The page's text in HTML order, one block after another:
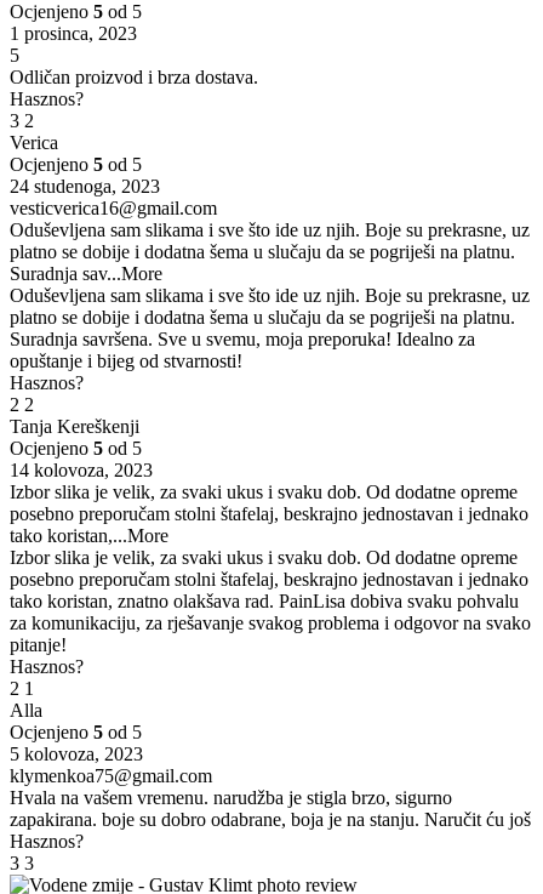
Ocjenjeno 5 od 5
1 prosinca, 2023
5
Odličan proizvod i brza dostava.
Hasznos?
3 2
Verica
Ocjenjeno 5 od 5
24 studenoga, 2023
vesticverica16@gmail.com
Oduševljena sam slikama i sve što ide uz njih. Boje su prekrasne, uz
platno se dobije i dodatna šema u slučaju da se pogriješi na platnu.
Suradnja sav...More
Oduševljena sam slikama i sve što ide uz njih. Boje su prekrasne, uz
platno se dobije i dodatna šema u slučaju da se pogriješi na platnu.
Suradnja savršena. Sve u svemu, moja preporuka! Idealno za
opuštanje i bijeg od stvarnosti!
Hasznos?
2 2
Tanja Kereškenji
Ocjenjeno 5 od 5
14 kolovoza, 2023
Izbor slika je velik, za svaki ukus i svaku dob. Od dodatne opreme
posebno preporučam stolni štafelaj, beskrajno jednostavan i jednako
tako koristan,...More
Izbor slika je velik, za svaki ukus i svaku dob. Od dodatne opreme
posebno preporučam stolni štafelaj, beskrajno jednostavan i jednako
tako koristan, znatno olakšava rad. PainLisa dobiva svaku pohvalu
za komunikaciju, za rješavanje svakog problema i odgovor na svako
pitanje!
Hasznos?
2 1
Alla
Ocjenjeno 5 od 5
5 kolovoza, 2023
klymenkoa75@gmail.com
Hvala na vašem vremenu. narudžba je stigla brzo, sigurno
zapakirana. boje su dobro odabrane, boja je na stanju. Naručit ću još
Hasznos?
3 3